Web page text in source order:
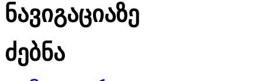
ნავიგაციაზე
ძებნა